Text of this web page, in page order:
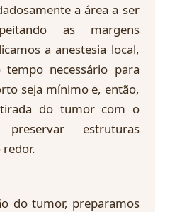
a área a ser
as margens
a anestesia local,
tempo necessário para
seja mínimo e, então,
do tumor com o
estruturas
do tumor, preparamos